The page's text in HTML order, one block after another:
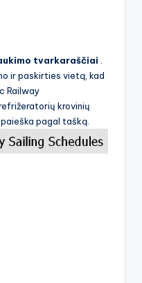
tvarkaraščiai .
ir paskirties vietą, kad
Railway
krovinių
pagal tašką.